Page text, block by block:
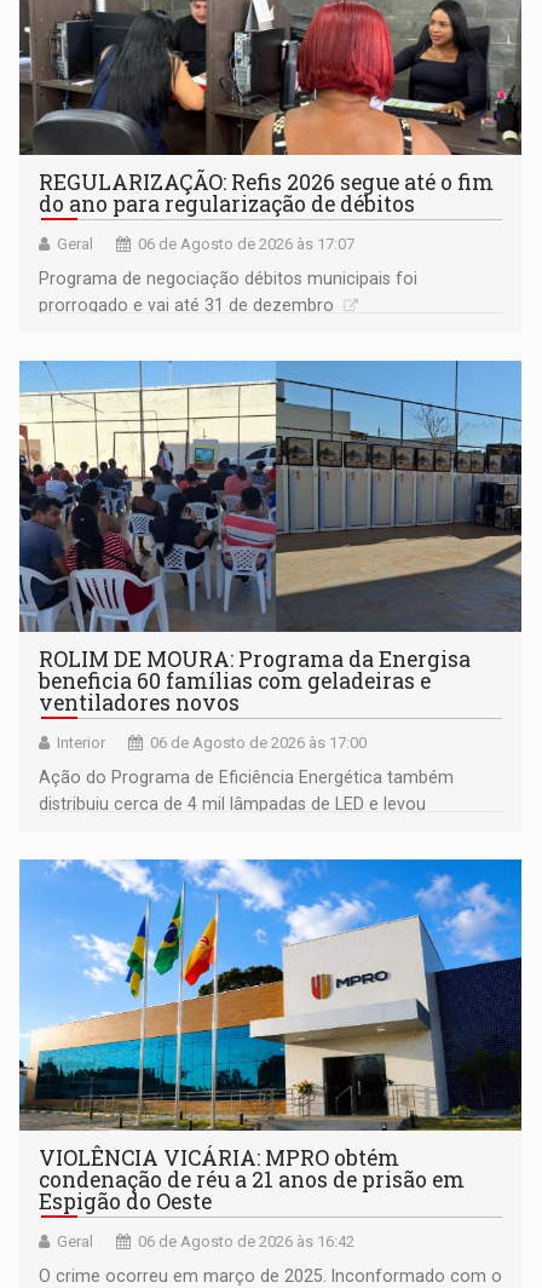
REGULARIZAÇÃO: Refis 2026 segue até o fim
do ano para regularização de débitos
Geral 06 de Agosto de 2026 às 17:07
Programa de negociação débitos municipais foi
prorrogado e vai até 31 de dezembro
ROLIM DE MOURA: Programa da Energisa
beneficia 60 famílias com geladeiras e
ventiladores novos
Interior 06 de Agosto de 2026 às 17:00
Ação do Programa de Eficiência Energética também
distribuiu cerca de 4 mil lâmpadas de LED e levou
comunidade
VIOLÊNCIA VICÁRIA: MPRO obtém
condenação de réu a 21 anos de prisão em
Espigão do Oeste
Geral 06 de Agosto de 2026 às 16:42
O crime ocorreu em março de 2025. Inconformado com o